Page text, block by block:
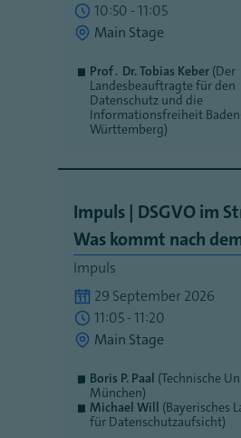
10:50 - 11:05
Main Stage
Prof․ Dr. Tobias Keber (Der
Landesbeauftragte für den
Datenschutz und die
Informationsfreiheit
Württemberg)
Impuls | DSGVO im
Was kommt nach
Impuls
29 September 2026
11:05 - 11:20
Main Stage
Boris P. Paal (Technische
München)
Michael Will (Bayerisches
für Datenschutzaufsicht)